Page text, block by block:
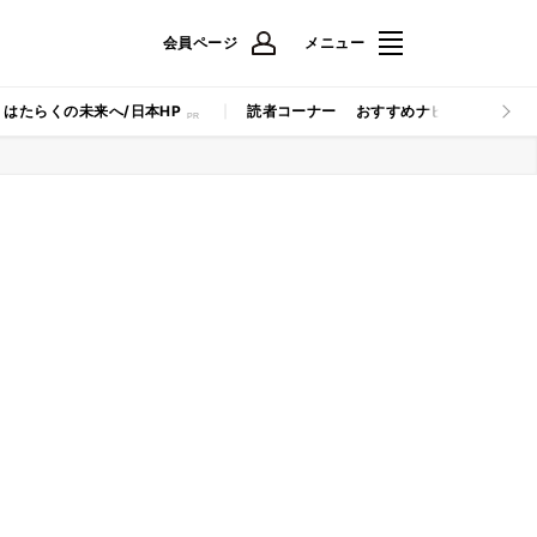
会員ページ メニュー
はたらくの未来へ/日本HP 読者コーナー おすすめナビ マイナビ